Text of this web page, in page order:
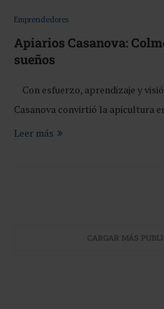
Emprendedores
Apiarios Casanova:
sueños
Con esfuerzo, aprendizaje y
Casanova convirtió la apicultura
Leer más
CARGAR MÁS